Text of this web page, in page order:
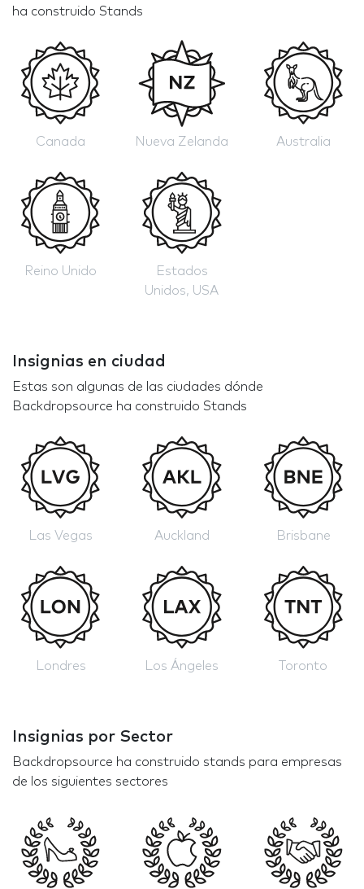
ha construido Stands
Canada Nueva Zelanda Australia
Reino Unido
Estados
Unidos, USA
Insignias en ciudad
Estas son algunas de las ciudades dónde
Backdropsource ha construido Stands
Las Vegas Auckland Brisbane
Londres Los Ángeles Toronto
Insignias por Sector
Backdropsource ha construido stands para empresas
de los siguientes sectores